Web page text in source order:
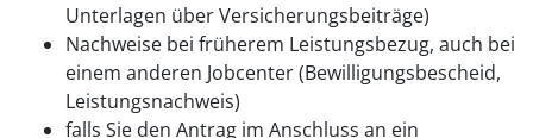
Unterlagen über Versicherungsbeiträge)
Nachweise bei früherem Leistungsbezug, auch bei
einem anderen Jobcenter (Bewilligungsbescheid,
Leistungsnachweis)
falls Sie den Antrag im Anschluss an ein